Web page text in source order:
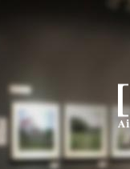
展示スケジュール